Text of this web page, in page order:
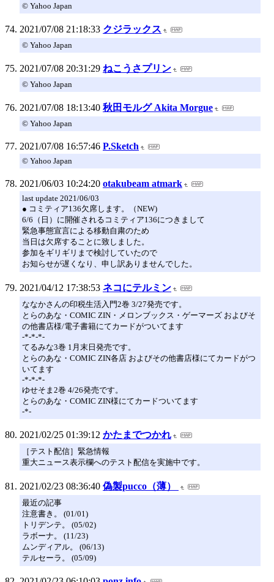
© Yahoo Japan
2021/07/08 21:18:33 クジラックス
© Yahoo Japan
2021/07/08 20:31:29 ねこうさプリン
© Yahoo Japan
2021/07/08 18:13:40 秋田モルグ Akita Morgue
© Yahoo Japan
2021/07/08 16:57:46 P.Sketch
© Yahoo Japan
2021/06/03 10:24:20 otakubeam atmark
last update 2021/06/03
● コミティア136欠席します。（NEW)
6/6（日）に開催されるコミティア136につきまして
緊急事態宣言による移動自粛のため
当日は欠席することに致しました。
参加をギリギリまで検討していたので
お知らせが遅くなり、申し訳ありませんでした。
2021/04/12 17:38:53 ネコにテルミン
ななかさんの印税生活入門2巻 3/27発売です。
とらのあな・COMIC ZIN・メロンブックス・ゲーマーズ およびそ
の他書店様/電子書籍にてカードがついてます
-*-*-*-
てるみな3巻 1月末日発売です。
とらのあな・COMIC ZIN各店 およびその他書店様にてカードがつ
いてます
-*-*-*-
ゆせそま2巻 4/26発売です。
とらのあな・COMIC ZIN様にてカードついてます
-*-
2021/02/25 01:39:12 かたまでつかれ
［テスト配信］緊急情報
重大ニュース表示欄へのテスト配信を実施中です。
2021/02/23 08:36:40 偽製pucco（薄）
最近の記事
注意書き。 (01/01)
トリデンテ。 (05/02)
ラボーナ。 (11/23)
ムンディアル。 (06/13)
テルセーラ。 (05/09)